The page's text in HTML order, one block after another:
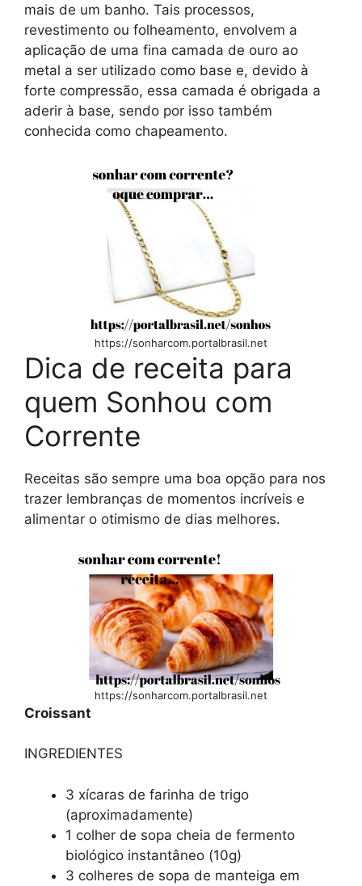
mais de um banho. Tais processos,
revestimento ou folheamento, envolvem a
aplicação de uma fina camada de ouro ao
metal a ser utilizado como base e, devido à
forte compressão, essa camada é obrigada a
aderir à base, sendo por isso também
conhecida como chapeamento.
https://sonharcom.portalbrasil.net
Dica de receita para
quem Sonhou com
Corrente
Receitas são sempre uma boa opção para nos
trazer lembranças de momentos incríveis e
alimentar o otimismo de dias melhores.
https://sonharcom.portalbrasil.net
Croissant
INGREDIENTES
3 xícaras de farinha de trigo
(aproximadamente)
1 colher de sopa cheia de fermento
biológico instantâneo (10g)
3 colheres de sopa de manteiga em